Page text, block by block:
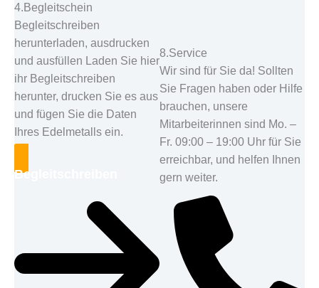
4.Begleitschein
Begleitschreiben
herunterladen, ausdrucken
und ausfüllen Laden Sie hier
ihr Begleitschreiben
herunter, drucken Sie es aus
und fügen Sie die Daten
Ihres Edelmetalls ein.
Begleitschreiben
8.Service
Wir sind für Sie da! Sollten
Sie Fragen haben oder Hilfe
brauchen, unsere
Mitarbeiterinnen sind Mo. –
Fr. 09:00 – 19:00 Uhr für Sie
erreichbar, und helfen Ihnen
gern weiter.